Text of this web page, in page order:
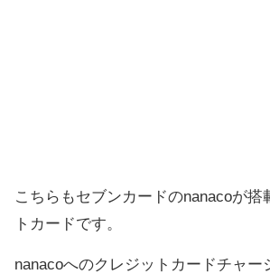
こちらもセブンカードのnanacoが搭
トカードです。
nanacoへのクレジットカードチャー